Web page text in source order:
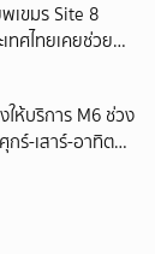
เขมร Site 8
ศไทยเคยช่วยคน
ห้บริการ M6 ช่วง
ร์-เสาร์-อาทิตย์